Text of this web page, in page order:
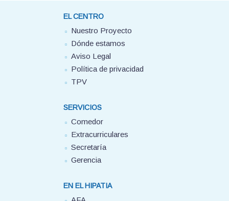
EL CENTRO
Nuestro Proyecto
Dónde estamos
Aviso Legal
Política de privacidad
TPV
SERVICIOS
Comedor
Extracurriculares
Secretaría
Gerencia
EN EL HIPATIA